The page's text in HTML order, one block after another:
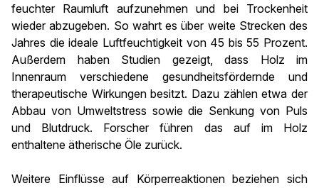
feuchter Raumluft aufzunehmen und bei Trockenheit
wieder abzugeben. So wahrt es über weite Strecken des
Jahres die ideale Luftfeuchtigkeit von 45 bis 55 Prozent.
Außerdem haben Studien gezeigt, dass Holz im
Innenraum verschiedene gesundheitsfördernde und
therapeutische Wirkungen besitzt. Dazu zählen etwa der
Abbau von Umweltstress sowie die Senkung von Puls
und Blutdruck. Forscher führen das auf im Holz
enthaltene ätherische Öle zurück.
Weitere Einflüsse auf Körperreaktionen beziehen sich